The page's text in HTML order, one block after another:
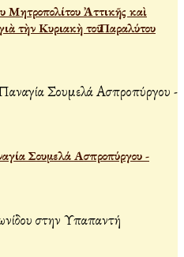
Μητροπολίτου Ἀττικῆς καὶ
τὴν Κυριακὴ τοῦ Παραλύτου
Σουμελά Ασπροπύργου -